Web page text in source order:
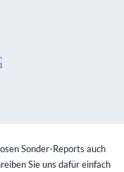
Sonder-Reports auch
Sie uns dafür einfach